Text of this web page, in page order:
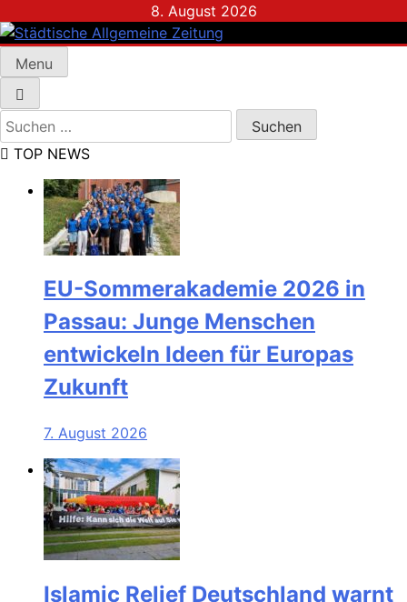
to
content
8. August 2026
Städtische Allgemeine Zeitung
Menu
Suchen
nach:
TOP NEWS
EU-Sommerakademie 2026 in
Passau: Junge Menschen
entwickeln Ideen für Europas
Zukunft
7. August 2026
Islamic Relief Deutschland warnt